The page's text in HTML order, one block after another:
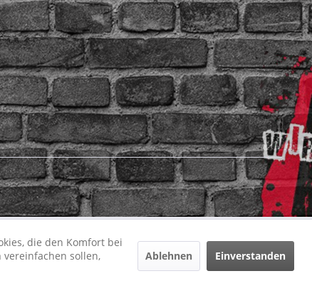
die den Komfort bei
sollen,
Ablehnen Einverstanden